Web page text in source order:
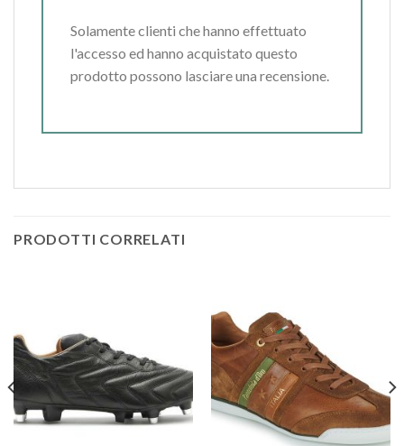
Solamente clienti che hanno effettuato
l'accesso ed hanno acquistato questo
prodotto possono lasciare una recensione.
PRODOTTI CORRELATI